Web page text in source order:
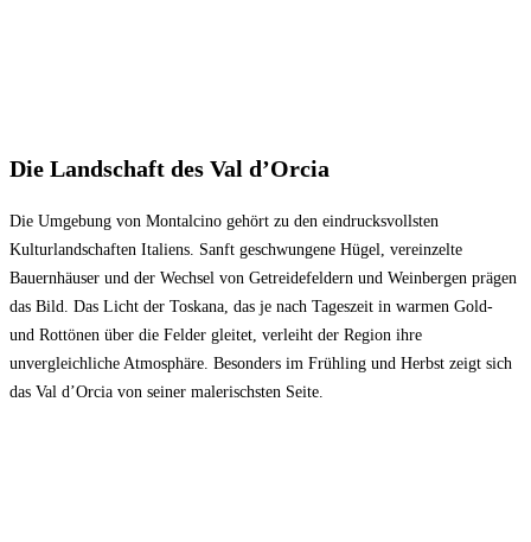
Die Landschaft des Val d’Orcia
Die Umgebung von Montalcino gehört zu den eindrucksvollsten
Kulturlandschaften Italiens. Sanft geschwungene Hügel, vereinzelte
Bauernhäuser und der Wechsel von Getreidefeldern und Weinbergen prägen
das Bild. Das Licht der Toskana, das je nach Tageszeit in warmen Gold-
und Rottönen über die Felder gleitet, verleiht der Region ihre
unvergleichliche Atmosphäre. Besonders im Frühling und Herbst zeigt sich
das Val d’Orcia von seiner malerischsten Seite.